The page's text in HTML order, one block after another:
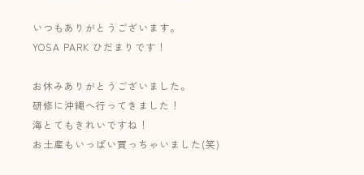
いつもありがとうございます。
YOSA PARK ひだまりです！
お休みありがとうございました。
研修に沖縄へ行ってきました！
海とてもきれいですね！
お土産もいっぱい買っちゃいました(笑)